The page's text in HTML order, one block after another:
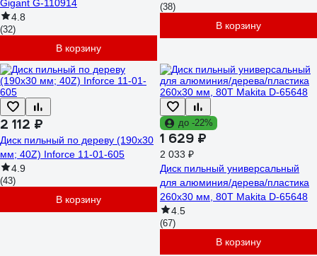
Gigant G-110914
4.8
(32)
В корзину
(38)
В корзину
2 112 ₽
Диск пильный по дереву (190х30
мм; 40Z) Inforce 11-01-605
4.9
(43)
В корзину
до -22%
1 629 ₽
2 033 ₽
Диск пильный универсальный
для алюминия/дерева/пластика
260x30 мм, 80T Makita D-65648
4.5
(67)
В корзину